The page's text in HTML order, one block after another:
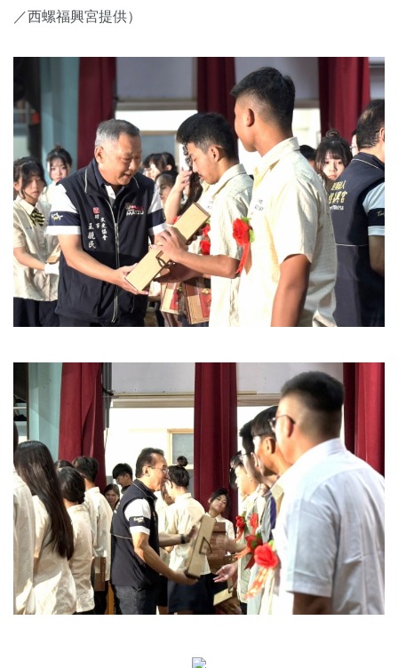
／西螺福興宮提供）